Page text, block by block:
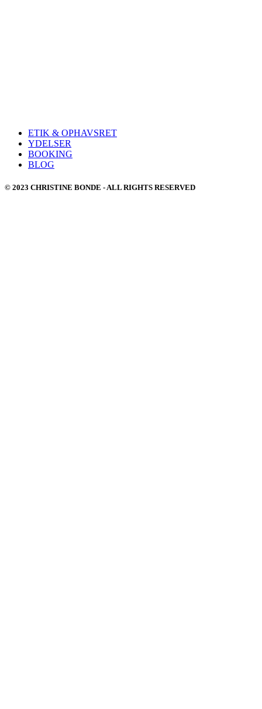
ETIK & OPHAVSRET
YDELSER
BOOKING
BLOG
© 2023 CHRISTINE BONDE - ALL RIGHTS RESERVED